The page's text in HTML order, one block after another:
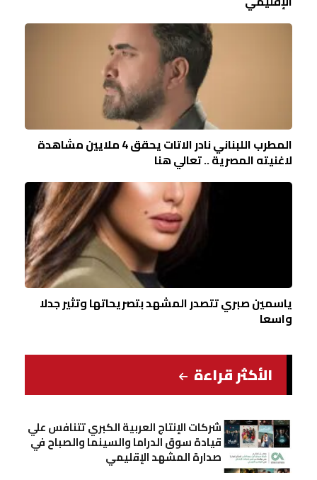
المطرب اللبناني نادر الاتات يحقق 4 ملايين مشاهدة
لاغنيته المصرية .. تعالي هنا
ياسمين صبري تتصدر المشهد بتصريحاتها وتثير جدلا
واسعا
الأكثر قراءة
شركات الإنتاج العربية الكبري تتنافس علي
قيادة سوق الدراما والسينما والصباح في
صدارة المشهد الإقليمي